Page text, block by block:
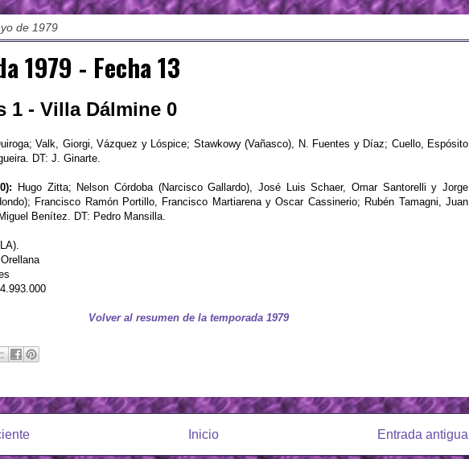
de 1979
1979 - Fecha 13
1 - Villa Dálmine 0
Valk, Giorgi, Vázquez y Lóspice; Stawkowy (Vañasco), N. Fuentes y Díaz; Cuello, Espósito
DT: J. Ginarte.
Hugo Zitta; Nelson Córdoba (Narcisco Gallardo), José Luis Schaer, Omar Santorelli y Jorge
Francisco Ramón Portillo, Francisco Martiarena y Oscar Cassinerio; Rubén Tamagni, Juan
Benítez. DT: Pedro Mansilla.
Volver al resumen de la temporada 1979
Entrada antigua
Inicio